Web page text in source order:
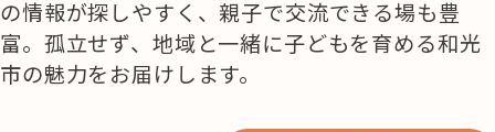
の情報が探しやすく、親子で交流できる場も豊
富。孤立せず、地域と一緒に子どもを育める和光
市の魅力をお届けします。